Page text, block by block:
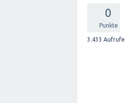
0
Punkte
3.433 Aufrufe